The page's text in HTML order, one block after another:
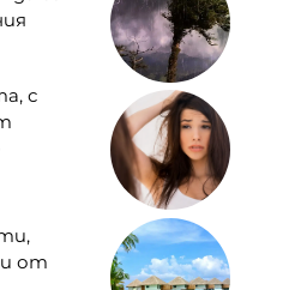
с
от